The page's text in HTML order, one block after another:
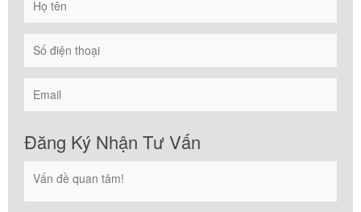
Đăng Ký Nhận Tư Vấn